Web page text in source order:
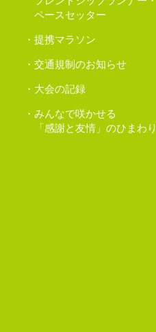
ペースセッター
提携マラソン
交通規制のお知らせ
大会の記録
みんなで咲かせる
「感謝と友情」のひまわり